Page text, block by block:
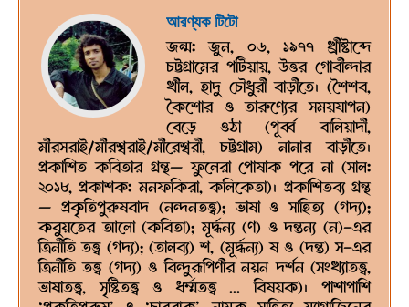
আরণ্যক টিটো
জন্ম: জুন, ০৬, ১৯৭৭ খ্রীষ্টাব্দে
চট্টগ্রামের পটিয়ায়, উত্তর গোবীন্দার
খীল, হাদু চৌধুরী বাড়ীতে। (শৈশব,
কৈশোর ও তারুণ্যের সময়যাপন)
বেড়ে ওঠা (পূর্ব্ব বালিয়াদী,
মীরসরাই/মীরশ্বরাই/মীরেশ্বরী, চট্টগ্রাম) নানার বাড়ীতে।
প্রকাশিত কবিতার গ্রন্থ— ফুলেরা পোষাক পরে না (সাল:
২০১৮, প্রকাশক: মনফকিরা, কলিকেতা)। প্রকাশিতব্য গ্রন্থ
— প্রকৃতিপুরুষবাদ (নন্দনতত্ত্ব); ভাষা ও সাহিত্য (গদ্য);
কবুয়তের আলো (কবিতা); মূর্দ্ধন্য (ণ) ও দন্তন্য (ন)-এর
ত্রিনীতি তত্ত্ব (গদ্য); (তালব্য) শ, (মূর্দ্ধন্য) ষ ও (দন্ত) স-এর
ত্রিনীতি তত্ত্ব (গদ্য) ও বিন্দুরূপিণীর নয়ন দর্শন (সংখ্যাতত্ত্ব,
ভাষাতত্ত্ব, সৃষ্টিতত্ত্ব ও ধর্ম্মতত্ত্ব ... বিষয়ক)। পাশাপাশি